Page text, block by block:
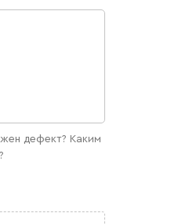
дефект? Каким